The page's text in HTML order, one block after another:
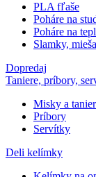
PLA fľaše
Poháre na
Poháre na
Slamky,
Dopredaj
Taniere, príbory,
Misky a
Príbory
Servítky
Deli kelímky